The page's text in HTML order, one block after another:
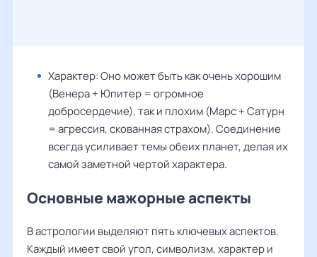
Характер: Оно может быть как очень хорошим
(Венера + Юпитер = огромное
добросердечие), так и плохим (Марс + Сатурн
= агрессия, скованная страхом). Соединение
всегда усиливает темы обеих планет, делая их
самой заметной чертой характера.
Основные мажорные аспекты
В астрологии выделяют пять ключевых аспектов.
Каждый имеет свой угол, символизм, характер и